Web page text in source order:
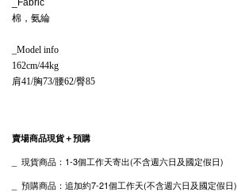
_Fabric
棉，氨綸
_Model info
162cm/44kg
肩41/胸73/腰62/臀85
賣場商品現貨＋預購
_ 現貨商品 ：1-3個工作天寄出(不含週六日及國定假日)
預購商品：追加約7-21個工作天(不含週六日及國定假日)